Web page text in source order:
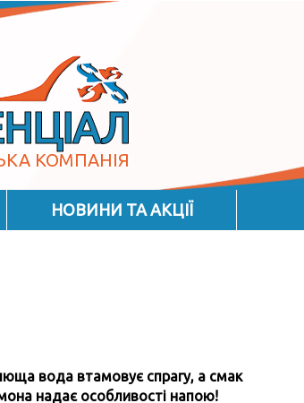
КОМПАНІЯ
НОВИНИ ТА АКЦІЇ
вода втамовує спрагу, а смак
надає особливості напою!